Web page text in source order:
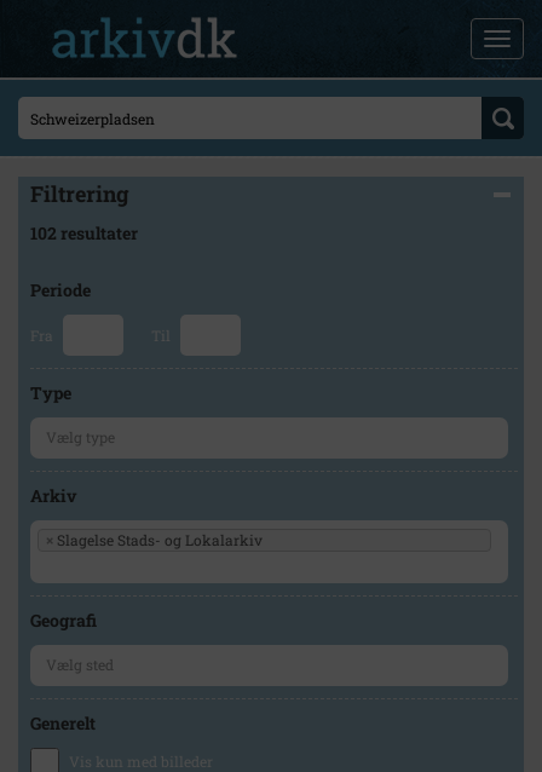
Filtrering
102 resultater
Periode
Fra Til
Type
Arkiv
× Slagelse Stads- og Lokalarkiv
Geografi
Generelt
Vis kun med billeder